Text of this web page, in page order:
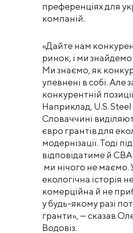
преференціях для
компаній.
«Дайте нам
ринок, і ми
Ми знаємо, як
упевнені в собі. Але
конкурентній
Наприклад, U.S.
Словаччині
євро грантів для
модернізації. Тоді
відповідатиме й
ми нічого не маємо.
екологічна історія
комерційна й не
у будь-якому разі
гранти», — сказав
Водовіз.